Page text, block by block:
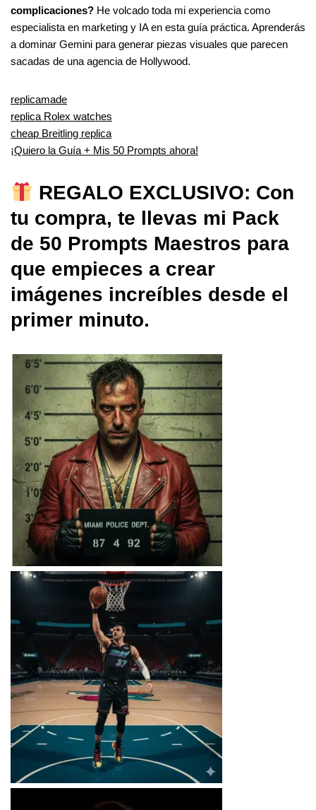
complicaciones? He volcado toda mi experiencia como
especialista en marketing y IA en esta guía práctica. Aprenderás
a dominar Gemini para generar piezas visuales que parecen
sacadas de una agencia de Hollywood.
replicamade
replica Rolex watches
cheap Breitling replica
¡Quiero la Guía + Mis 50 Prompts ahora!
REGALO EXCLUSIVO: Con
tu compra, te llevas mi Pack
de 50 Prompts Maestros para
que empieces a crear
imágenes increíbles desde el
primer minuto.